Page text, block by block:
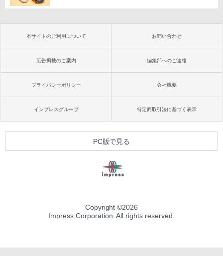
本サイトのご利用について お問い合わせ
広告掲載のご案内 編集部へのご連絡
プライバシーポリシー 会社概要
インプレスグループ 特定商取引法に基づく表示
PC版で見る
Copyright ©2026
Impress Corporation. All rights reserved.